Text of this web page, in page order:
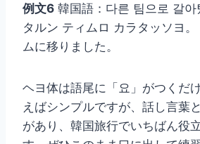
例文6 韓国語：다른 팀으로 갈아
タルン ティムロ カラタッソヨ
ムに移りました。
ヘヨ体は語尾に「요」がつくだ
えばシンプルですが、話し言葉
があり、韓国旅行でいちばん役